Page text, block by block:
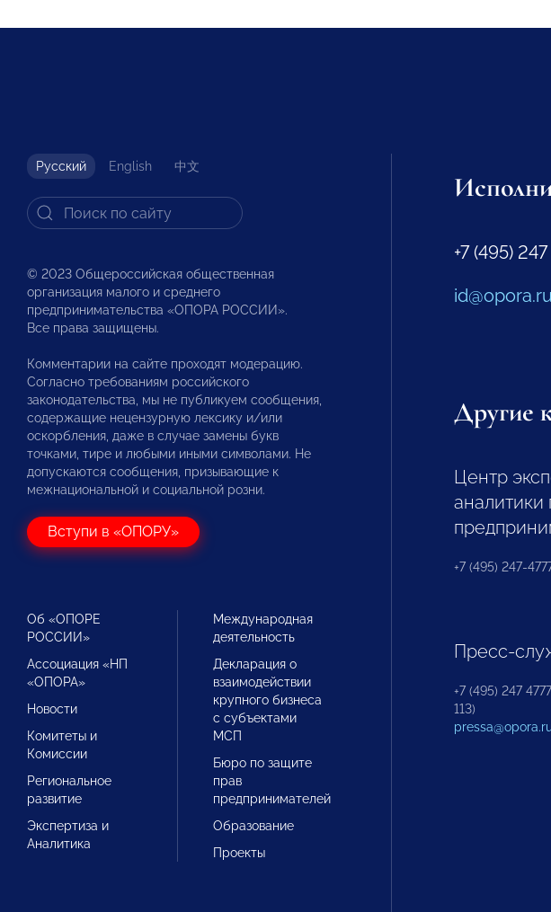
Русский English 中文
© 2023 Общероссийская общественная
организация малого и среднего
предпринимательства «ОПОРА РОССИИ».
Все права защищены.
Комментарии на сайте проходят модерацию.
Согласно требованиям российского
законодательства, мы не публикуем сообщения,
содержащие нецензурную лексику и/или
оскорбления, даже в случае замены букв
точками, тире и любыми иными символами. Не
допускаются сообщения, призывающие к
межнациональной и социальной розни.
Вступи в «ОПОРУ»
Об «ОПОРЕ
РОССИИ»
Ассоциация «НП
«ОПОРА»
Новости
Комитеты и
Комиссии
Региональное
развитие
Экспертиза и
Аналитика
Международная
деятельность
Декларация о
взаимодействии
крупного бизнеса
с субъектами
МСП
Бюро по защите
прав
предпринимателей
Образование
Проекты
+7 (495)
id@opora.ru
Другие
Центр
+7 (495) 247-
Пресс-
+7 (495) 247
113)